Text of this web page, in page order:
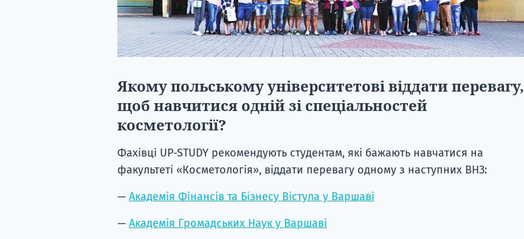
Якому польському університетові віддати перевагу,
щоб навчитися одній зі спеціальностей
косметології?
Фахівці UP-STUDY рекомендують студентам, які бажають навчатися на
факультеті «Косметологія», віддати перевагу одному з наступних ВНЗ:
— Академія Фінансів та Бізнесу Вістула у Варшаві
— Академія Громадських Наук у Варшаві